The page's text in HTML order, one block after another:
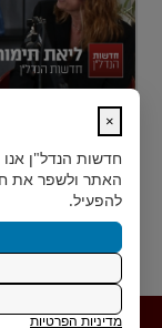
הראשון?
רבים מאיתנו
נתקעים בשלב
15.12.2024
×
חדשות הנדל"ן
האתר ולשפר את
להפעיל.
מדיניות הפרטיות